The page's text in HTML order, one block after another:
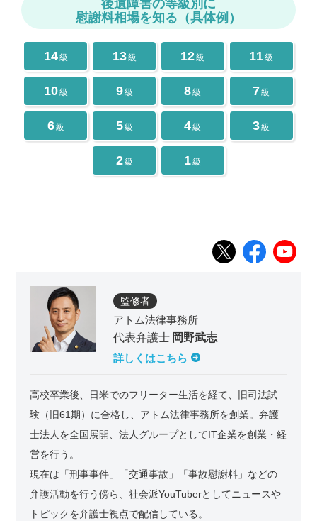
後遺障害の等級別に
慰謝料相場を知る（具体例）
14級 13級 12級 11級
10級 9級 8級 7級
6級 5級 4級 3級
2級 1級
監修者
アトム法律事務所
代表弁護士 岡野武志
詳しくはこちら
高校卒業後、日米でのフリーター生活を経て、旧司法試
験（旧61期）に合格し、アトム法律事務所を創業。弁護
士法人を全国展開、法人グループとしてIT企業を創業・経
営を行う。
現在は「刑事事件」「交通事故」「事故慰謝料」などの
弁護活動を行う傍ら、社会派YouTuberとしてニュースや
トピックを弁護士視点で配信している。